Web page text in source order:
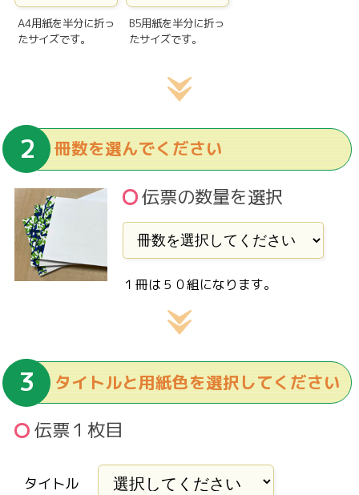
A4用紙を半分に折っ
たサイズです。
B5用紙を半分に折っ
たサイズです。
冊数を選んでください
伝票の数量を選択
１冊は５０組になります。
タイトルと用紙色を選択してください
伝票１枚目
タイトル